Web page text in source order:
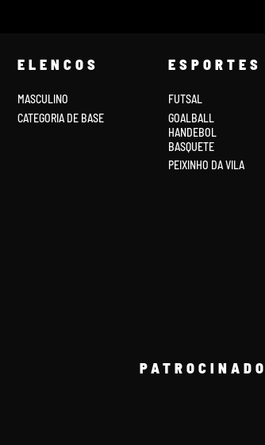
ELENCOS
MASCULINO
CATEGORIA DE BASE
ESPORTES
FUTSAL
GOALBALL
HANDEBOL
BASQUETE
PEIXINHO DA VILA